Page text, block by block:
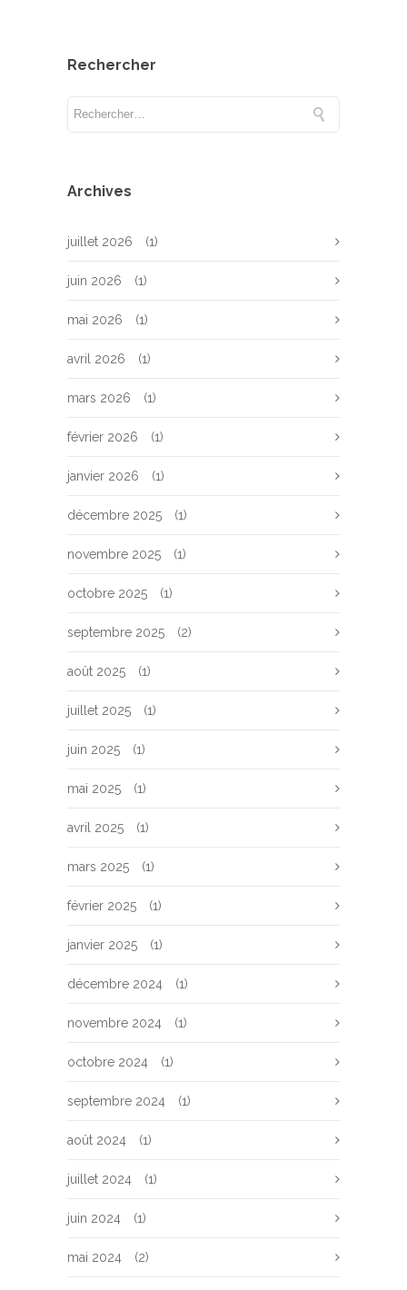
Rechercher
Archives
juillet 2026 (1)
juin 2026 (1)
mai 2026 (1)
avril 2026 (1)
mars 2026 (1)
février 2026 (1)
janvier 2026 (1)
décembre 2025 (1)
novembre 2025 (1)
octobre 2025 (1)
septembre 2025 (2)
août 2025 (1)
juillet 2025 (1)
juin 2025 (1)
mai 2025 (1)
avril 2025 (1)
mars 2025 (1)
février 2025 (1)
janvier 2025 (1)
décembre 2024 (1)
novembre 2024 (1)
octobre 2024 (1)
septembre 2024 (1)
août 2024 (1)
juillet 2024 (1)
juin 2024 (1)
mai 2024 (2)